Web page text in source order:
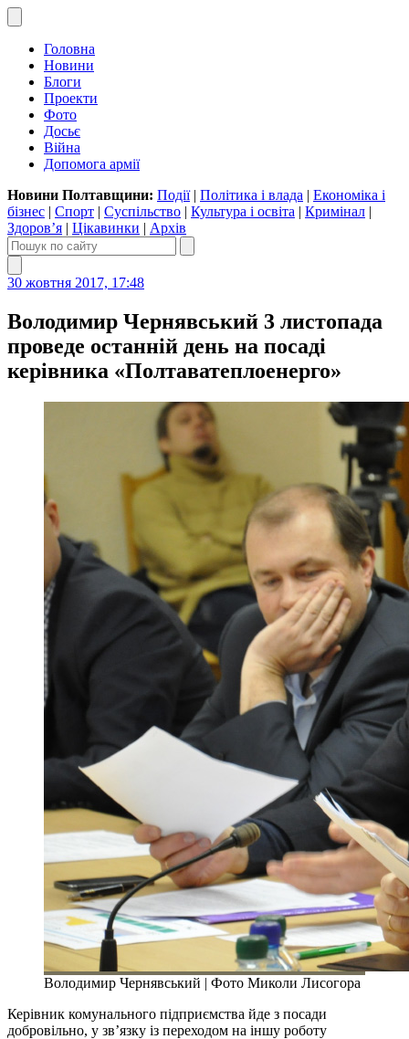
Головна
Новини
Блоги
Проекти
Фото
Досьє
Війна
Допомога армії
Новини Полтавщини: Події| Політика і влада | Економіка і
бізнес | Спорт | Суспільство | Культура і освіта | Кримінал |
Здоров’я | Цікавинки | Архів
30 жовтня 2017, 17:48
Володимир Чернявський 3 листопада
проведе останній день на посаді
керівника «Полтаватеплоенерго»
Володимир Чернявський | Фото Миколи Лисогора
Керівник комунального підприємства йде з посади
добровільно, у зв’язку із переходом на іншу роботу